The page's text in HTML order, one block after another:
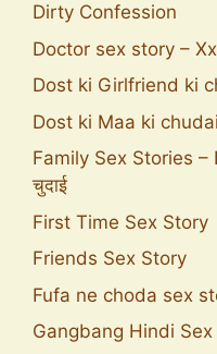
Dirty Confession
Doctor sex story –
Dost ki Girlfriend ki
Dost ki Maa ki
Family Sex Stories –
चुदाई
First Time Sex Story
Friends Sex Story
Fufa ne choda sex
Gangbang Hindi